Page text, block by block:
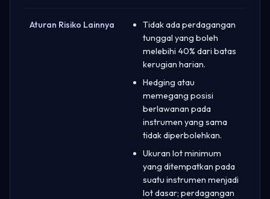
Aturan Risiko Lainnya
Tidak ada perdagangan
tunggal yang boleh
melebihi 40% dari batas
kerugian harian.
Hedging atau
memegang posisi
berlawanan pada
instrumen yang sama
tidak diperbolehkan.
Ukuran lot minimum
yang ditempatkan pada
suatu instrumen menjadi
lot dasar; perdagangan